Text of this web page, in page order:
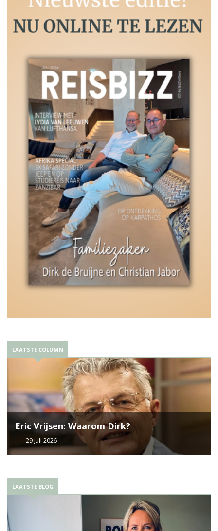
LAATSTE COLUMN
Eric Vrijsen: Waarom Dirk?
29 juli 2026
LAATSTE BLOG